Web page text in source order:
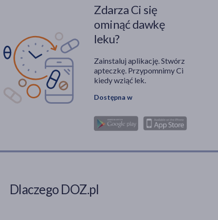
Zdarza Ci się
ominąć dawkę
leku?
Zainstaluj aplikację. Stwórz
apteczkę. Przypomnimy Ci
kiedy wziąć lek.
Dostępna w
Dlaczego DOZ.pl